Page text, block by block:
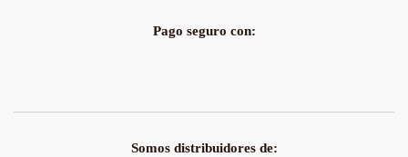
Pago seguro con:
Somos distribuidores de: